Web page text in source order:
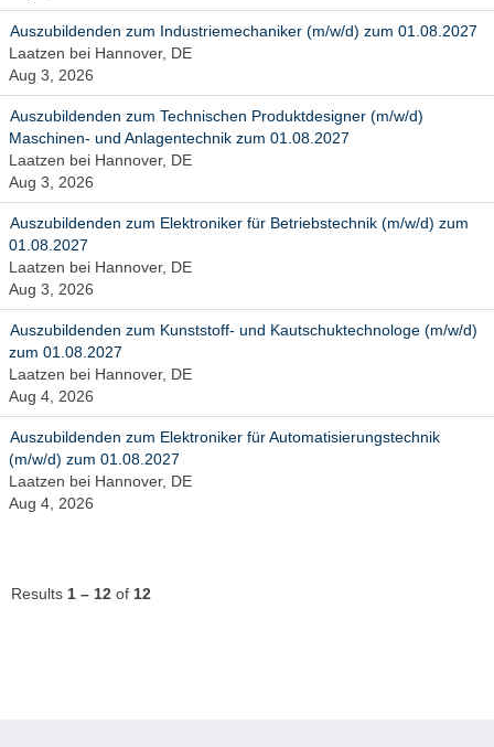
Auszubildenden zum Industriemechaniker (m/w/d) zum 01.08.2027
Laatzen bei Hannover, DE
Aug 3, 2026
Auszubildenden zum Technischen Produktdesigner (m/w/d)
Maschinen- und Anlagentechnik zum 01.08.2027
Laatzen bei Hannover, DE
Aug 3, 2026
Auszubildenden zum Elektroniker für Betriebstechnik (m/w/d) zum
01.08.2027
Laatzen bei Hannover, DE
Aug 3, 2026
Auszubildenden zum Kunststoff- und Kautschuktechnologe (m/w/d)
zum 01.08.2027
Laatzen bei Hannover, DE
Aug 4, 2026
Auszubildenden zum Elektroniker für Automatisierungstechnik
(m/w/d) zum 01.08.2027
Laatzen bei Hannover, DE
Aug 4, 2026
Results 1 – 12 of 12